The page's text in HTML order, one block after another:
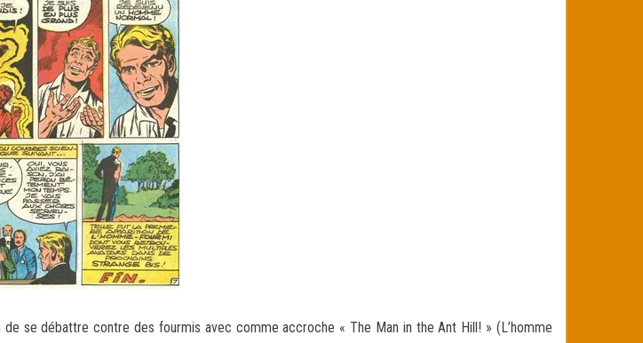
se débattre contre des fourmis avec comme accroche « The Man in the Ant Hill! » (L’homme